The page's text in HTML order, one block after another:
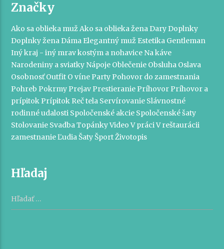
Značky
Ako sa oblieka muž Ako sa oblieka ženaDaryDoplnky
Doplnky ženaDáma Elegantný muž Estetika Gentleman
Iný kraj - iný mravkostým a nohavice Na káve
Narodeniny a sviatky Nápoje Oblečenie Obsluha Oslava
OsobnosťOutfit O víne Party Pohovor do zamestnania
Pohreb Pokrmy Prejav Prestieranie Príhovor Príhovor a
prípitok Prípitok Reč tela Servírovanie Slávnostné
rodinné udalosti Spoločenské akcie Spoločenské šaty
Stolovanie SvadbaTopánkyVideo V práciV reštaurácii
zamestnanieĽudia Šaty ŠportŽivotopis
Hľadaj